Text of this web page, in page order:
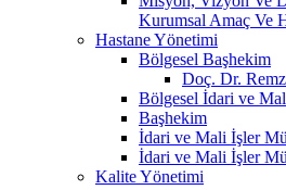
Kurumsal Amaç Ve
Hastane Yönetimi
Bölgesel Başhekim
Doç. Dr.
Bölgesel İdari ve
Başhekim
İdari ve Mali İşler
İdari ve Mali İşler
Kalite Yönetimi